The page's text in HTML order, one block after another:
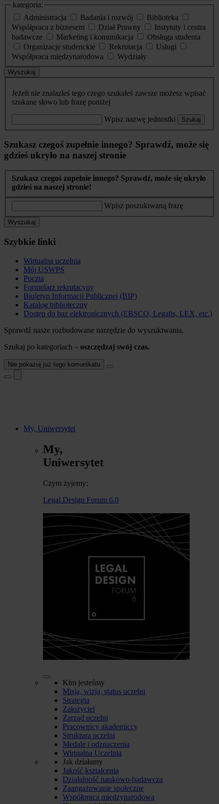
kategoria:
Administracja
Badania i rozwój
Biblioteka
Współpraca z biznesem
Dział Prawny
Instytuty i centra
badawcze
Marketing i komunikacja
Obsługa studenta
Organizacje studenckie
Rekrutacja
Usługi
Współpraca międzynarodowa
Wydziały
Wyszukaj
Jeżeli nie znalazłeś tego czego szukałeś zawsze możesz wpisać
szukane słowo lub frazę poniżej
Wpisz nazwę jednostki Szukaj
Szukasz czegoś zupełnie innego? Sprawdź, może się
gdzieś ukryło na naszej stronie
Szukasz czegoś zupełnie innego? Sprawdź, może się ukryło
gdzieś na naszej stronie!
Wpisz poszukiwaną frazę
Wyszukaj
Szybkie linki
Wirtualna uczelnia
Mój USWPS
Poczta
Formularz rekrutacyny
Biuletyn Informacji Publicznej (BIP)
Katalog biblioteczny
Dostęp do baz elektronicznych (EBSCO, Legalis, LEX, etc.)
Sprawdź nasze rozbudowane narzędzie do wyszukiwania.
Szukaj po kategoriach – oszczędzaj swój czas.
Nie pokazuj już tego komunikatu
My, Uniwersytet
My,
Uniwersytet
Czym żyjemy:
Legal Design Forum 6.0
Kim jesteśmy
Misja, wizja, status uczelni
Strategia
Założyciel
Zarząd uczelni
Pracownicy akademiccy
Struktura uczelni
Medale i odznaczenia
Wirtualna Uczelnia
Jak działamy
Jakość kształcenia
Działalność naukowo-badawcza
Zaangażowanie społeczne
Współpraca międzynarodowa